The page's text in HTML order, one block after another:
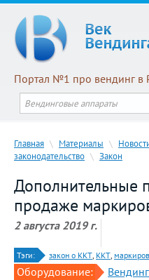
Портал №1 про вендинг в
Главная \ Материалы \
законодательство \ Закон
Дополнительные
продаже
2 августа 2019 г.
Тэги: закон о ККТ, ККТ,
Оборудование: